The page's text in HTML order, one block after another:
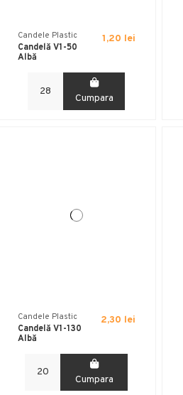
Candele Plastic
Candelă V1-50
Albă
1,20 lei
Cumpara
Candele Plastic
Candelă V1-130
Albă
2,30 lei
Cumpara